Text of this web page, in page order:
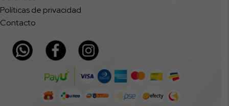
Políticas de privacidad
Contacto